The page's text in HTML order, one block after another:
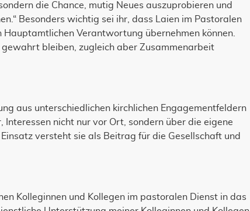
die Chance, mutig Neues auszuprobieren und
Besonders wichtig sei ihr, dass Laien im Pastoralen
Verantwortung übernehmen können.
bleiben, zugleich aber Zusammenarbeit
aus unterschiedlichen kirchlichen Engagementfeldern
nicht nur vor Ort, sondern über die eigene
versteht sie als Beitrag für die Gesellschaft und
Kolleginnen und Kollegen im pastoralen Dienst in das